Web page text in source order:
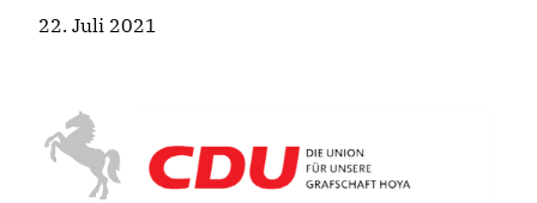
22. Juli 2021